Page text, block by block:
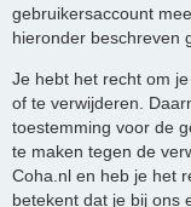
gebruikersaccount
hieronder beschreven
Je hebt het recht om
of te verwijderen.
toestemming voor de
te maken tegen de
Coha.nl en heb je het
betekent dat je bij ons